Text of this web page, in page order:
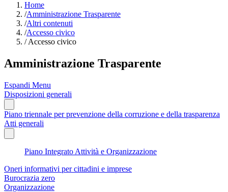
Home
/Amministrazione Trasparente
/Altri contenuti
/Accesso civico
/Accesso civico
Amministrazione Trasparente
Espandi Menu
Disposizioni generali
Piano triennale per prevenzione della corruzione e della trasparenza
Atti generali
Piano Integrato Attività e Organizzazione
Oneri informativi per cittadini e imprese
Burocrazia zero
Organizzazione